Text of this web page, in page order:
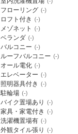
フローリング (-)
ロフト付き (-)
メゾネット (-)
ベランダ (-)
バルコニー (-)
ルーフバルコニー (-)
オール電化 (-)
エレベーター (-)
照明器具付き (-)
駐輪場 (-)
バイク置場あり (-)
家具・家電付き (-)
洗濯機置場有 (-)
外観タイル張り (-)